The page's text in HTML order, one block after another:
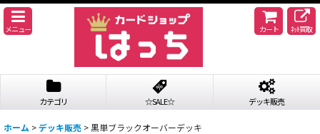
メニュー カート ﾈｯﾄ買取
カテゴリ ☆SALE☆ デッキ販売
ホーム >デッキ販売 >黒単ブラックオーバーデッキ